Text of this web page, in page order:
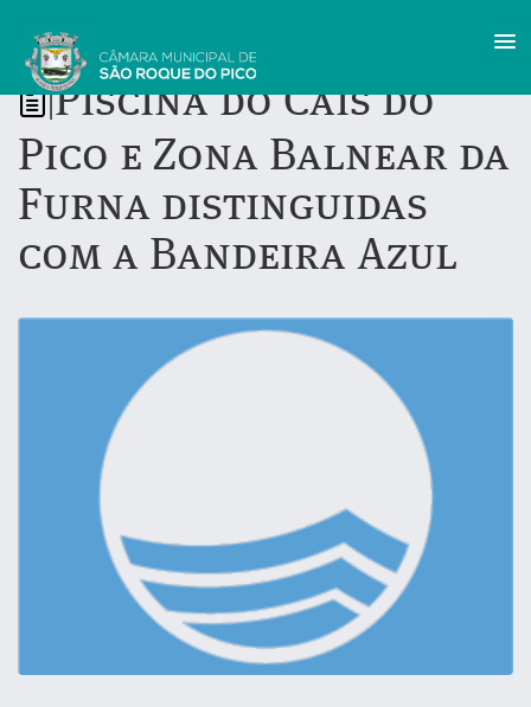
Piscina do Cais do
Pico e Zona Balnear da
Furna distinguidas
com a Bandeira Azul